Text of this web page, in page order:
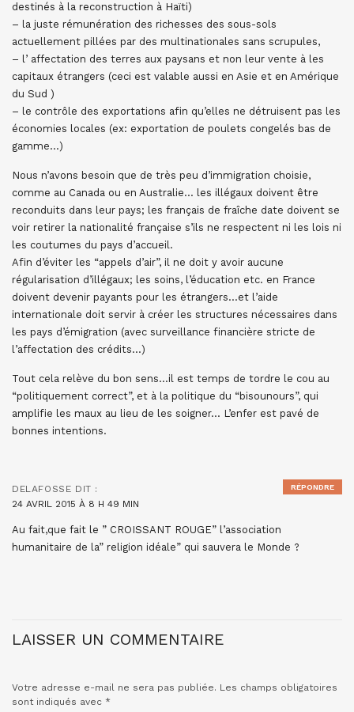
destinés à la reconstruction à Haïti)
– la juste rémunération des richesses des sous-sols
actuellement pillées par des multinationales sans scrupules,
– l’ affectation des terres aux paysans et non leur vente à les
capitaux étrangers (ceci est valable aussi en Asie et en Amérique
du Sud )
– le contrôle des exportations afin qu’elles ne détruisent pas les
économies locales (ex: exportation de poulets congelés bas de
gamme…)
Nous n’avons besoin que de très peu d’immigration choisie,
comme au Canada ou en Australie… les illégaux doivent être
reconduits dans leur pays; les français de fraîche date doivent se
voir retirer la nationalité française s’ils ne respectent ni les lois ni
les coutumes du pays d’accueil.
Afin d’éviter les “appels d’air”, il ne doit y avoir aucune
régularisation d’illégaux; les soins, l’éducation etc. en France
doivent devenir payants pour les étrangers…et l’aide
internationale doit servir à créer les structures nécessaires dans
les pays d’émigration (avec surveillance financière stricte de
l’affectation des crédits…)
Tout cela relève du bon sens…il est temps de tordre le cou au
“politiquement correct”, et à la politique du “bisounours”, qui
amplifie les maux au lieu de les soigner… L’enfer est pavé de
bonnes intentions.
DELAFOSSE DIT :
24 AVRIL 2015 À 8 H 49 MIN
Au fait,que fait le ” CROISSANT ROUGE” l’association
humanitaire de la” religion idéale” qui sauvera le Monde ?
RÉPONDRE
LAISSER UN COMMENTAIRE
Votre adresse e-mail ne sera pas publiée. Les champs obligatoires
sont indiqués avec *